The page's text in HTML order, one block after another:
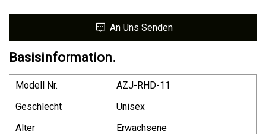
An Uns Senden
Basisinformation.
Modell Nr.
AZJ-RHD-11
Geschlecht
Unisex
Alter
Erwachsene